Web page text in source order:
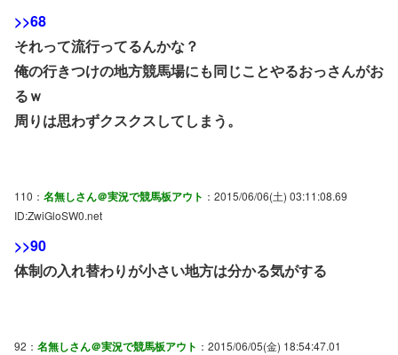
>>68
それって流行ってるんかな？
俺の行きつけの地方競馬場にも同じことやるおっさんがお
るｗ
周りは思わずクスクスしてしまう。
110： 名無しさん＠実況で競馬板アウト ：2015/06/06(土) 03:11:08.69
ID:ZwiGloSW0.net
>>90
体制の入れ替わりが小さい地方は分かる気がする
92： 名無しさん＠実況で競馬板アウト ：2015/06/05(金) 18:54:47.01